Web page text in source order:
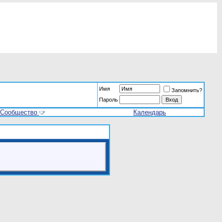
Имя
Запомнить?
Пароль
Сообщество Календарь